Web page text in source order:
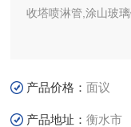
收塔喷淋管,涂山玻
产品价格：面议
产品地址：衡水市